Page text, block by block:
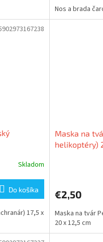
Nos a brada
Skladom
Do košíka
17,5 x
Maska na
helikoptéry)
€2,50
Maska na tvár
20 x 12,5 cm